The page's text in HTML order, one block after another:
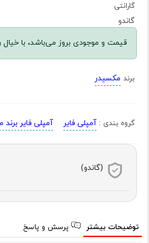
گارانتی
گاندو
قیمت و موجودی بروز می‌باشد، با خیال
برند مکسیدر
گروه بندی : آمپلی فایر آمپلی فایر
(گاندو)
توضیحات بیشتر پرسش و پاسخ